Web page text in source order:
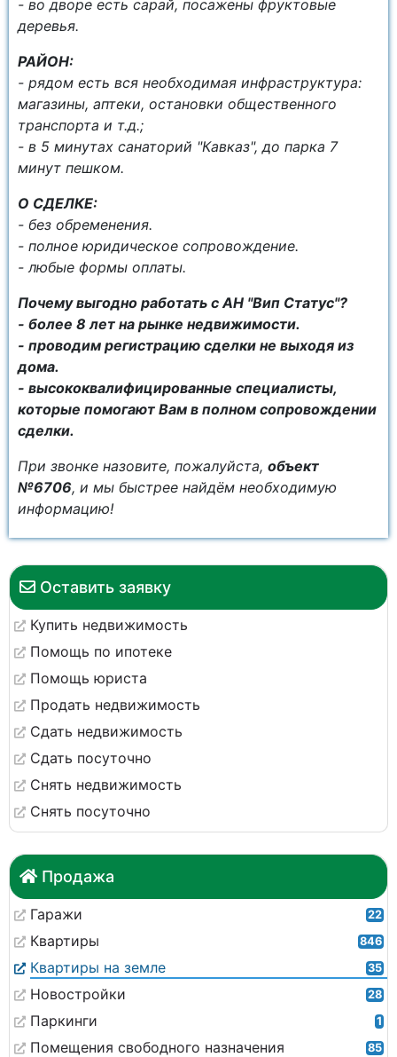
Оставить заявку
Купить недвижимость
Помощь по ипотеке
Помощь юриста
Продать недвижимость
Сдать недвижимость
Сдать посуточно
Снять недвижимость
Снять посуточно
Продажа
Гаражи 22
Квартиры 846
Квартиры на земле 35
Новостройки 28
Паркинги 1
Помещения свободного назначения 85
- во дворе есть сарай, посажены фруктовые
деревья.
PAЙОH:
- рядом есть вся необходимая инфраструктура:
магазины, аптеки, остановки общественного
транспорта и т.д.;
- в 5 минутах санаторий "Кавказ", до парка 7
минут пешком.
О СДЕЛКЕ:
- без обременения.
- полное юридическое сопровождение.
- любые формы оплаты.
Почему выгодно работать с АН "Вип Статус"?
- более 8 лет на рынке недвижимости.
- проводим регистрацию сделки не выходя из
дома.
- высококвалифицированные специалисты,
которые помогают Вам в полном сопровождении
сделки.
При звонке назовите, пожалуйста, объект
№6706, и мы быстрее найдём необходимую
информацию!